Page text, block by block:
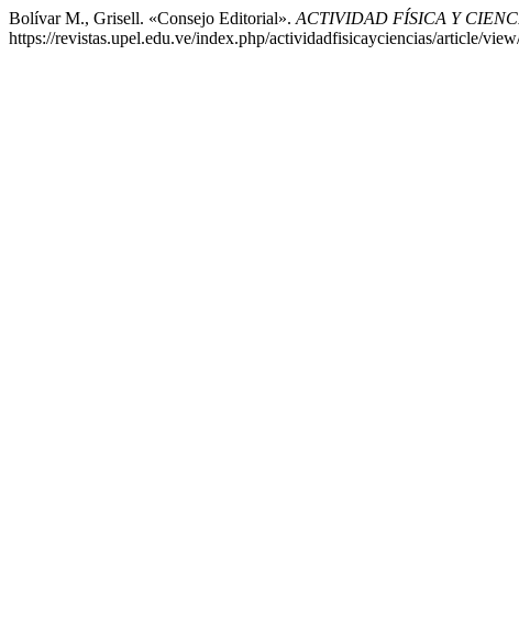
Bolívar M., Grisell. «Consejo Editorial». ACTIVIDAD FÍSICA Y
https://revistas.upel.edu.ve/index.php/actividadfisicayciencias/article/